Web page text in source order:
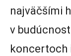
najväčšími
v
koncertoch